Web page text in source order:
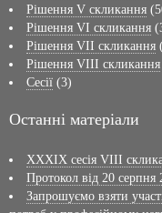
Рішення V скликання
Рішення VI скликання
Рішення VII скликання
Рішення VIII скликання
Сесії (3)
Останні матеріали
XXXIX сесія VІІI
Протокол від 20 серпня
Запрошуємо взяти